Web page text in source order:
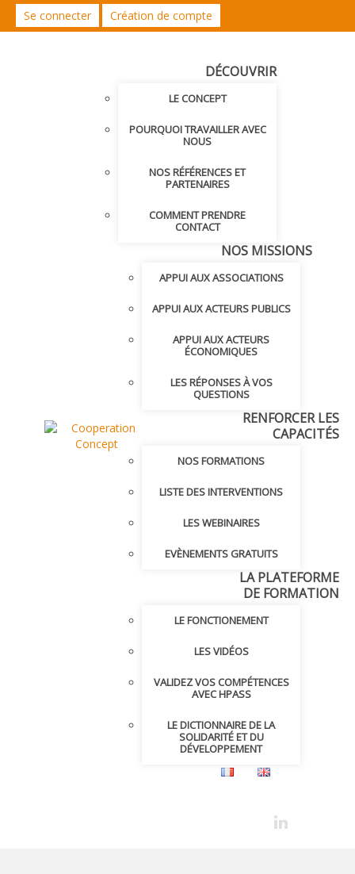
Se connecter Création de compte
DÉCOUVRIR
LE CONCEPT
POURQUOI TRAVAILLER AVEC
NOUS
NOS RÉFÉRENCES ET
PARTENAIRES
COMMENT PRENDRE
CONTACT
NOS MISSIONS
APPUI AUX ASSOCIATIONS
APPUI AUX ACTEURS PUBLICS
APPUI AUX ACTEURS
ÉCONOMIQUES
LES RÉPONSES À VOS
QUESTIONS
RENFORCER LES
CAPACITÉS
NOS FORMATIONS
LISTE DES INTERVENTIONS
LES WEBINAIRES
EVÈNEMENTS GRATUITS
LA PLATEFORME
DE FORMATION
LE FONCTIONEMENT
LES VIDÉOS
VALIDEZ VOS COMPÉTENCES
AVEC HPASS
LE DICTIONNAIRE DE LA
SOLIDARITÉ ET DU
DÉVELOPPEMENT